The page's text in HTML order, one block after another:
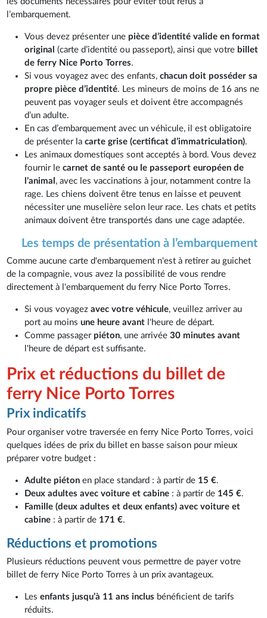
l’embarquement.
Vous devez présenter une pièce d’identité valide en format
original (carte d’identité ou passeport), ainsi que votre billet
de ferry Nice Porto Torres.
Si vous voyagez avec des enfants,chacun doit posséder sa
propre pièce d’identité. Les mineurs de moins de 16 ans ne
peuvent pas voyager seuls et doivent être accompagnés
d’un adulte.
En cas d’embarquement avec un véhicule, il est obligatoire
de présenter lacarte grise (certificat d’immatriculation).
Les animaux domestiques sont acceptés à bord. Vous devez
fournir lecarnet de santé ou le passeport européen de
l’animal , avec les vaccinations à jour, notamment contre la
rage. Les chiens doivent être tenus en laisse et peuvent
nécessiter une muselière selon leur race. Les chats et petits
animaux doivent être transportés dans une cage adaptée.
Les temps de présentation à l’embarquement
Comme aucune carte d'embarquement n'est à retirer au guichet
de la compagnie, vous avez la possibilité de vous rendre
directement à l'embarquement du ferry Nice Porto Torres.
Si vous voyagezavec votre véhicule, veuillez arriver au
port au moinsune heure avant l'heure de départ.
Comme passager piéton, une arrivée30 minutes avant
l'heure de départ est suffisante.
Prix et réductions du billet de
ferry Nice Porto Torres
Prix indicatifs
Pour organiser votre traversée en ferry Nice Porto Torres, voici
quelques idées de prix du billet en basse saison pour mieux
préparer votre budget :
Adulte piéton en place standard : à partir de 15 €.
Deux adultes avec voiture et cabine : à partir de 145 €.
Famille (deux adultes et deux enfants) avec voiture et
cabine : à partir de 171 €.
Réductions et promotions
Plusieurs réductions peuvent vous permettre de payer votre
billet de ferry Nice Porto Torres à un prix avantageux.
Lesenfants jusqu’à 11 ans inclus bénéficient de tarifs
réduits.